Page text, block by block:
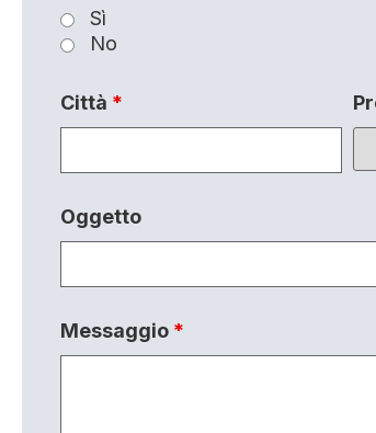
Sì
No
Città *
Oggetto
Messaggio *